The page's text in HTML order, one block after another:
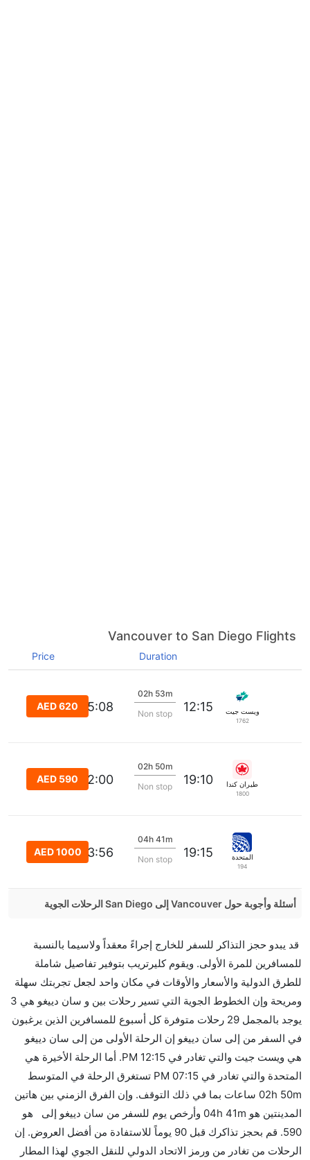
Vancouver to San Diego Flights
Duration
Price
ويست جيت
1762
12:15
02h 53m
Non stop
15:08
AED 620
طيران كندا
1800
19:10
02h 50m
Non stop
22:00
AED 590
المتحدة
194
19:15
04h 41m
Non stop
23:56
AED 1000
أسئلة وأجوبة حول Vancouver إلى San Diego الرحلات الجوية
مباشرة من إلىسان دييغو مما تستغرقه الخطوط الجوية
الأخرى؟
نعم. توفر كل من Air Canada أسرع رحلات الطيران على
هذا الطريق،
هل توفر شركات الطيران مساحة إضافية للنوم؟
كثير من خطوط طيران درجة رجال الأعمال توفر مساحة
إضافية للنوم.
هل يمكنني حمل طعامي الخاص؟
نعم، يمكنك حمل طعامك الخاص، و لكن يجب أن يكون معبئا
بشكل جيد.
هل سيقدم لي الكحول على متن رحلة من إلى سان دييغو؟
قد يبدو حجز التذاكر للسفر للخارج إجراءً معقداً ولاسيما بالنسبة
للمسافرين للمرة الأولى. ويقوم كليرتريب بتوفير تفاصيل شاملة
للطرق الدولية والأسعار والأوقات في مكان واحد لجعل تجربتك سهلة
ومريحة وإن الخطوط الجوية التي تسير رحلات بين و سان دييغو هي 3
يوجد بالمجمل 29 رحلات متوفرة كل أسبوع للمسافرين الذين يرغبون
في السفر من إلى سان دييغو إن الرحلة الأولى من إلى سان دييغو
هي ويست جيت والتي تغادر في 12:15 PM. أما الرحلة الأخيرة هي
المتحدة والتي تغادر في 07:15 PM تستغرق الرحلة في المتوسط
02h 50m ساعات بما في ذلك التوقف. وإن الفرق الزمني بين هاتين
المدينتين هو 04h 41m وأرخص يوم للسفر من سان دييغو إلى هو
590. قم بحجز تذاكرك قبل 90 يوماً للاستفادة من أفضل العروض. إن
الرحلات من تغادر من ورمز الاتحاد الدولي للنقل الجوي لهذا المطار